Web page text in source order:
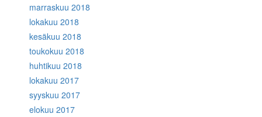
marraskuu 2018
lokakuu 2018
kesäkuu 2018
toukokuu 2018
huhtikuu 2018
lokakuu 2017
syyskuu 2017
elokuu 2017